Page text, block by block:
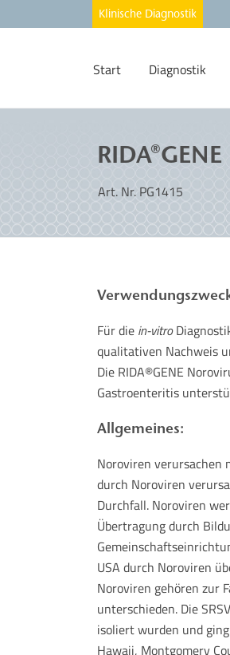
Start Diagnostik
Art. Nr. PG1415
Für die in-vitro
qualitativen Nachweis
Die RIDA®GENE
Gastroenteritis
Allgemeines:
Noroviren verursachen
durch Noroviren
Durchfall. Noroviren
Übertragung durch
USA durch Noroviren
Noroviren gehören zur
unterschieden. Die
isoliert wurden und
Hawaii, Montgomery